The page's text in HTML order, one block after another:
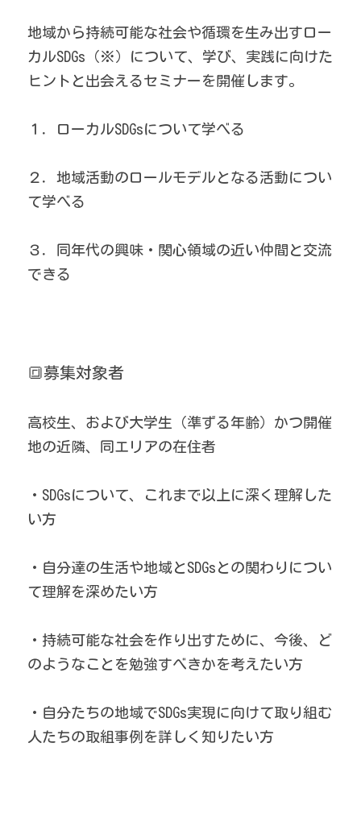
地域から持続可能な社会や循環を生み出すロー
カルSDGs（※）について、学び、実践に向けた
ヒントと出会えるセミナーを開催します。
１．ローカルSDGsについて学べる
２．地域活動のロールモデルとなる活動につい
て学べる
３．同年代の興味・関心領域の近い仲間と交流
できる
🔳募集対象者
高校生、および大学生（準ずる年齢）かつ開催
地の近隣、同エリアの在住者
・SDGsについて、これまで以上に深く理解した
い方
・自分達の生活や地域とSDGsとの関わりについ
て理解を深めたい方
・持続可能な社会を作り出すために、今後、ど
のようなことを勉強すべきかを考えたい方
・自分たちの地域でSDGs実現に向けて取り組む
人たちの取組事例を詳しく知りたい方